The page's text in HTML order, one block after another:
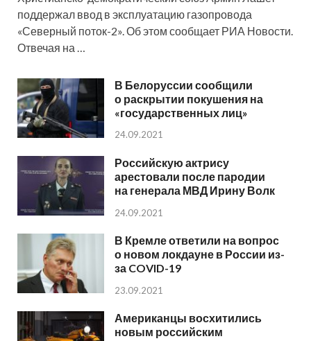
поддержал ввод в эксплуатацию газопровода
«Северный поток-2». Об этом сообщает РИА Новости.
Отвечая на …
В Белоруссии сообщили
о раскрытии покушения на
«государственных лиц»
24.09.2021
Российскую актрису
арестовали после пародии
на генерала МВД Ирину Волк
24.09.2021
В Кремле ответили на вопрос
о новом локдауне в России из-
за COVID-19
23.09.2021
Американцы восхитились
новым российским